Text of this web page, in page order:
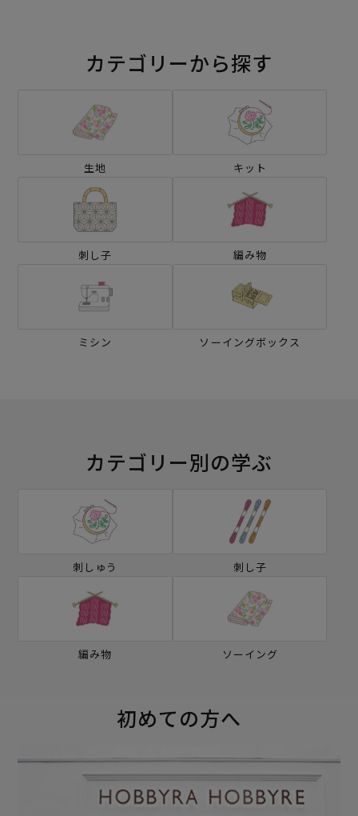
カテゴリーから探す
生地 キット
刺し子 編み物
ミシン ソーイングボックス
カテゴリー別の学ぶ
刺しゅう 刺し子
編み物 ソーイング
初めての方へ